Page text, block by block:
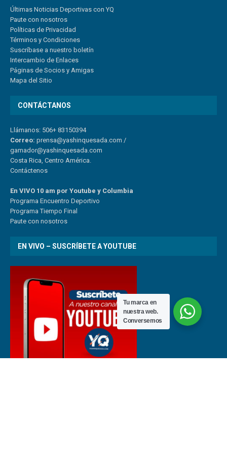
Últimas Noticias Deportivas con YQ
Paute con nosotros
Políticas de Privacidad
Términos y Condiciones
Suscríbase a nuestro boletín
Intercambio de Enlaces
Páginas de Socios y Amigas
Mapa del Sitio
CONTÁCTANOS
Llámanos: 506+ 83150394
Correo: prensa@yashinquesada.com /
gamador@yashinquesada.com
Costa Rica, Centro América.
Contáctenos
En VIVO 10 am por Youtube y Columbia
Programa Encuentro Deportivo
Programa Tiempo Final
Paute con nosotros
EN VIVO – SUSCRÍBETE A YOUTUBE
Tu marca en
nuestra web.
Conversemos